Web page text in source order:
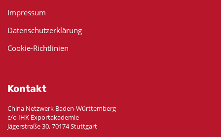
Impressum
Datenschutzerklärung
Cookie-Richtlinien
Kontakt
China Netzwerk Baden-Württemberg
c/o IHK Exportakademie
Jägerstraße 30, 70174 Stuttgart